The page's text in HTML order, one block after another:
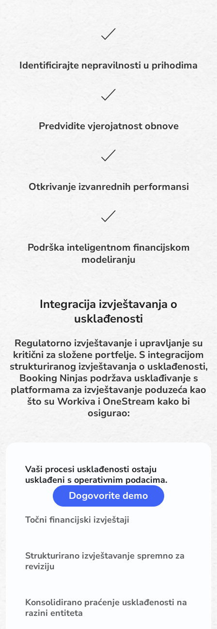
Identificirajte nepravilnosti u prihodima
Predvidite vjerojatnost obnove
Otkrivanje izvanrednih performansi
Podrška inteligentnom financijskom
modeliranju
Integracija izvještavanja o
usklađenosti
Regulatorno izvještavanje i upravljanje su
kritični za složene portfelje. S integracijom
strukturiranog izvještavanja o usklađenosti,
Booking Ninjas podržava usklađivanje s
platformama za izvještavanje poduzeća kao
što su Workiva i OneStream kako bi
osigurao:
Vaši procesi usklađenosti ostaju
usklađeni s operativnim podacima.
Dogovorite demo
Točni financijski izvještaji
Strukturirano izvještavanje spremno za
reviziju
Konsolidirano praćenje usklađenosti na
razini entiteta